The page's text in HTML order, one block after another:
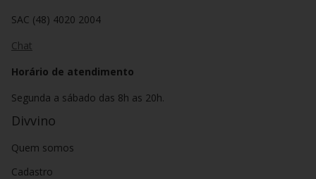
SAC (48) 4020 2004
Chat
Horário de atendimento
Segunda a sábado das 8h as 20h.
Divvino
Quem somos
Cadastro